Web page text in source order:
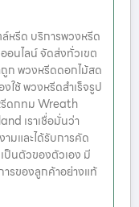
หรีด บริการพวงหรีด
อนไลน์ จัดส่งทั่วเขต
ก พวงหรีดดอกไม้สด
ช้ พวงหรีดสำเร็จรูป
ดกทม Wreath
เราเชื่อมั่นว่า
มและได้รับการคัด
นตัวของตัวเอง มี
รของลูกค้าอย่างแท้